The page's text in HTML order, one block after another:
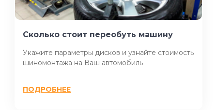
Сколько стоит переобуть машину
Укажите параметры дисков и узнайте стоимость
шиномонтажа на Ваш автомобиль
ПОДРОБНЕЕ